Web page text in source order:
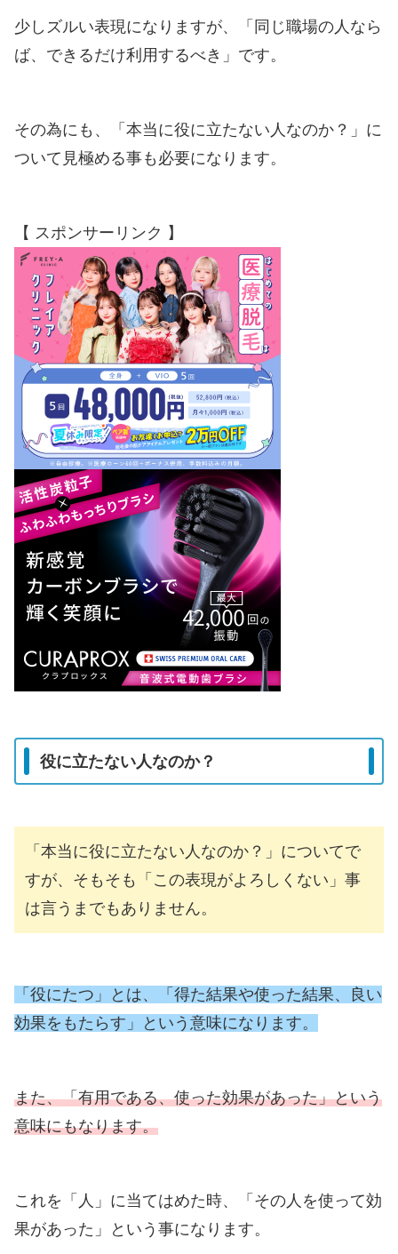
少しズルい表現になりますが、「同じ職場の人なら
ば、できるだけ利用するべき」です。
その為にも、「本当に役に立たない人なのか？」に
ついて見極める事も必要になります。
【 スポンサーリンク 】
役に立たない人なのか？
「本当に役に立たない人なのか？」についてで
すが、そもそも「この表現がよろしくない」事
は言うまでもありません。
「役にたつ」とは、「得た結果や使った結果、良い
効果をもたらす」という意味になります。
また、「有用である、使った効果があった」という
意味にもなります。
これを「人」に当てはめた時、「その人を使って効
果があった」という事になります。